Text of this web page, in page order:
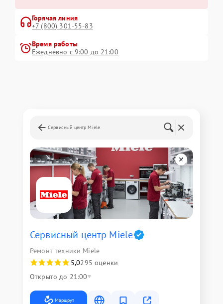
Горячая линия
+7 (800) 301-55-83
Время работы
Ежедневно с 9:00 до 21:00
Сервисный центр Miele
Сервисный центр Miele
Ремонт техники Miele
5,0295 оценки
Открыто до 21:00
Маршрут